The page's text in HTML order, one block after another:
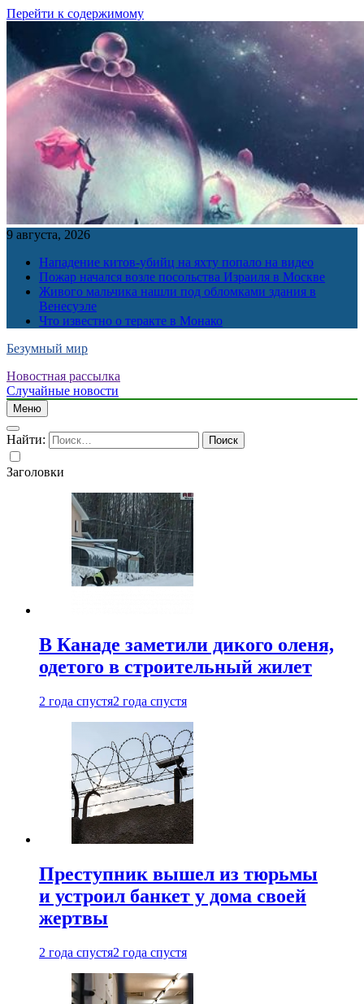
Перейти к содержимому
9 августа, 2026
Нападение китов-убийц на яхту попало на видео
Пожар начался возле посольства Израиля в Москве
Живого мальчика нашли под обломками здания в
Венесуэле
Что известно о теракте в Монако
Безумный мир
Новостная рассылка
Случайные новости
Меню
Найти:
Заголовки
В Канаде заметили дикого оленя,
одетого в строительный жилет
2 года спустя2 года спустя
Преступник вышел из тюрьмы
и устроил банкет у дома своей
жертвы
2 года спустя2 года спустя